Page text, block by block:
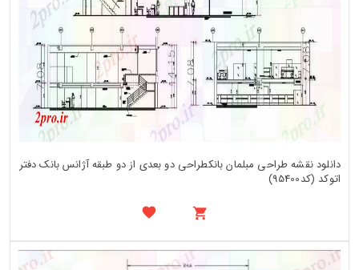
دانلود نقشه طراحی مبلمان بانکطراحی دو بعدی از دو طبقه آژانس بانک دفتر
اتوکد (کد95400)